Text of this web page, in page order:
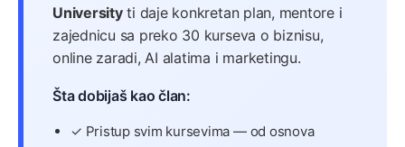
Universityti daje konkretan plan, mentore i
zajednicu sa preko 30 kurseva o biznisu,
online zaradi, AI alatima i marketingu.
Šta dobijaš kao član:
✓ Pristup svim kursevima — od osnova